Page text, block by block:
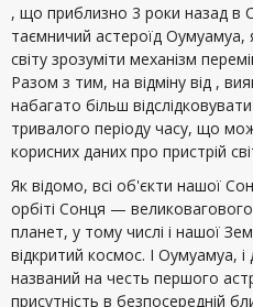
, що приблизно 3 роки назад в
таємничий астероїд Оумуамуа,
світу зрозуміти механізм
Разом з тим, на відміну від ,
набагато більш
тривалого періоду часу, що
корисних даних про пристрій
Як відомо, всі об'єкти нашої
орбіті Сонця —
планет, у тому числі і нашої
відкритий космос. І Оумуамуа,
названий на честь першого
присутність в безпосередній